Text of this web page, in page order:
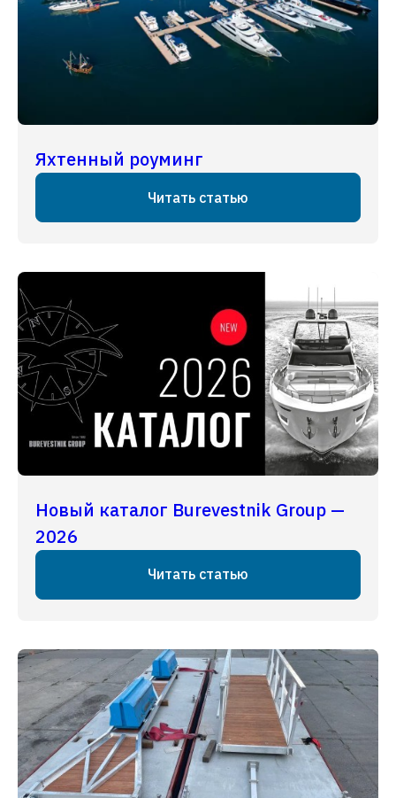
Яхтенный роуминг
Читать статью
Новый каталог Burevestnik Group —
2026
Читать статью